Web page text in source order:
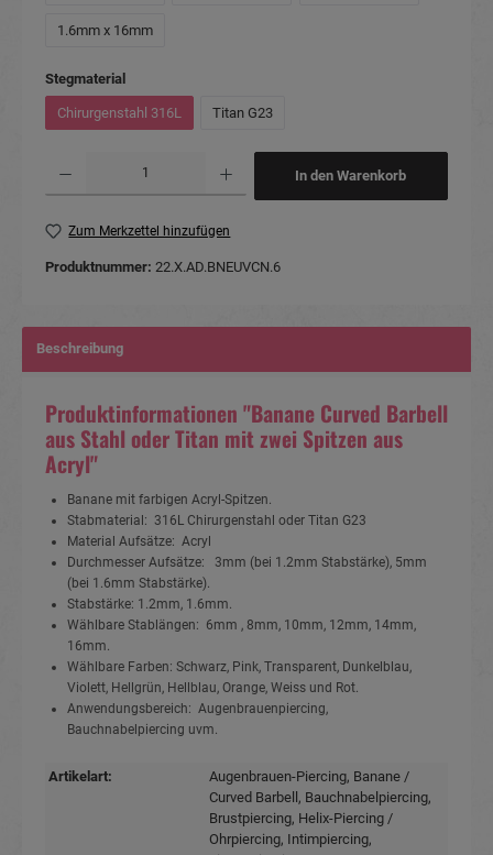
1.6mm x 16mm
Stegmaterialauswählen
Chirurgenstahl 316L Titan G23
In den Warenkorb
Zum Merkzettel hinzufügen
Produktnummer: 22.X.AD.BNEUVCN.6
Beschreibung
Produktinformationen "Banane Curved Barbell
aus Stahl oder Titan mit zwei Spitzen aus
Acryl"
Banane mit farbigen Acryl-Spitzen.
Stabmaterial: 316L Chirurgenstahl oder Titan G23
Material Aufsätze: Acryl
Durchmesser Aufsätze: 3mm (bei 1.2mm Stabstärke), 5mm
(bei 1.6mm Stabstärke).
Stabstärke: 1.2mm, 1.6mm.
Wählbare Stablängen: 6mm , 8mm, 10mm, 12mm, 14mm,
16mm.
Wählbare Farben: Schwarz, Pink, Transparent, Dunkelblau,
Violett, Hellgrün, Hellblau, Orange, Weiss und Rot.
Anwendungsbereich: Augenbrauenpiercing,
Bauchnabelpiercing uvm.
Artikelart: Augenbrauen-Piercing, Banane /
Curved Barbell, Bauchnabelpiercing,
Brustpiercing, Helix-Piercing /
Ohrpiercing, Intimpiercing,